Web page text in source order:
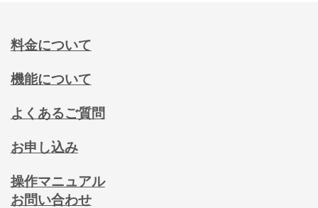
料金について
機能について
よくあるご質問
お申し込み
操作マニュアル
お問い合わせ